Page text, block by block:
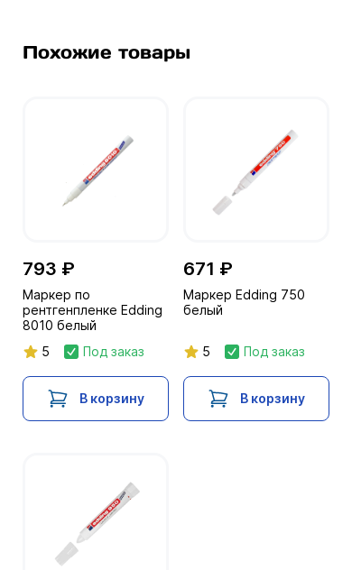
Похожие товары
793 ₽
Маркер по
рентгенпленке Edding
8010 белый
5
Под заказ
В корзину
671 ₽
Маркер Edding 750
белый
5 Под заказ
В корзину